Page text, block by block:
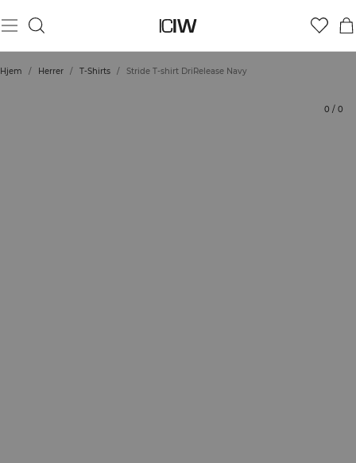
Hjem / Herrer / T-Shirts / Stride T-shirt DriRelease Navy
0 / 0